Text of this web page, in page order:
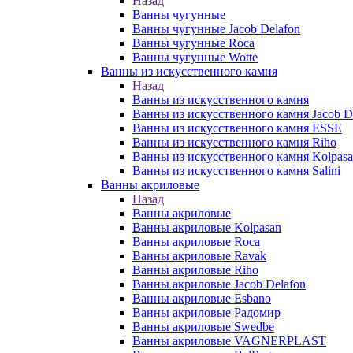
Ванны чугунные
Ванны чугунные Jacob Delafon
Ванны чугунные Roca
Ванны чугунные Wotte
Ванны из искусственного камня
Назад
Ванны из искусственного камня
Ванны из искусственного камня Jacob
Ванны из искусственного камня ESSE
Ванны из искусственного камня Riho
Ванны из искусственного камня
Ванны из искусственного камня Salini
Ванны акриловые
Назад
Ванны акриловые
Ванны акриловые Kolpasan
Ванны акриловые Roca
Ванны акриловые Ravak
Ванны акриловые Riho
Ванны акриловые Jacob Delafon
Ванны акриловые Esbano
Ванны акриловые Радомир
Ванны акриловые Swedbe
Ванны акриловые VAGNERPLAST